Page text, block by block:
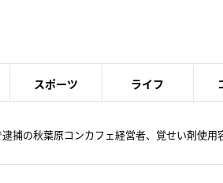
スポーツ ライフ
捕の秋葉原コンカフェ経営者、覚せい剤使